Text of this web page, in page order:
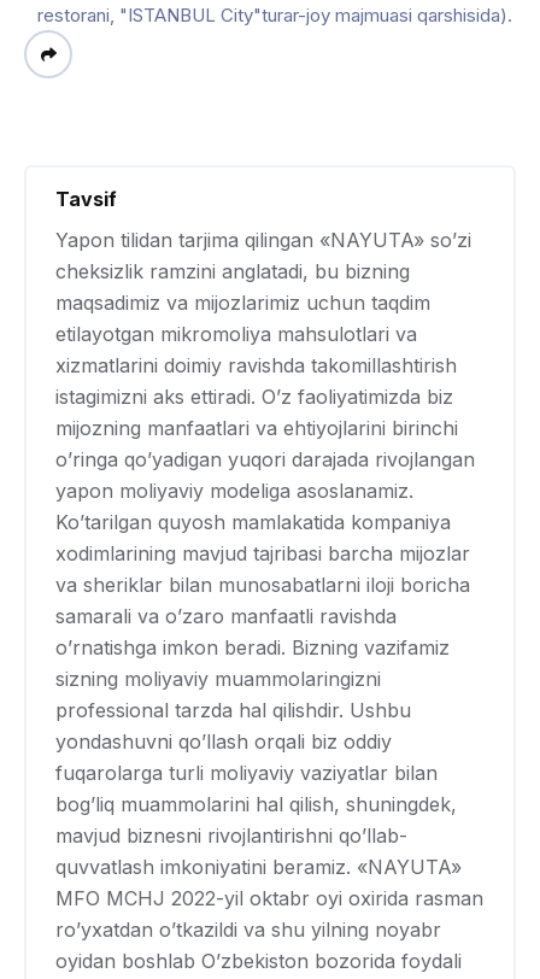
restorani, "ISTANBUL City"turar-joy majmuasi qarshisida).
Tavsif
Yapon tilidan tarjima qilingan «NAYUTA» so’zi
cheksizlik ramzini anglatadi, bu bizning
maqsadimiz va mijozlarimiz uchun taqdim
etilayotgan mikromoliya mahsulotlari va
xizmatlarini doimiy ravishda takomillashtirish
istagimizni aks ettiradi. O’z faoliyatimizda biz
mijozning manfaatlari va ehtiyojlarini birinchi
o’ringa qo’yadigan yuqori darajada rivojlangan
yapon moliyaviy modeliga asoslanamiz.
Ko’tarilgan quyosh mamlakatida kompaniya
xodimlarining mavjud tajribasi barcha mijozlar
va sheriklar bilan munosabatlarni iloji boricha
samarali va o’zaro manfaatli ravishda
o’rnatishga imkon beradi. Bizning vazifamiz
sizning moliyaviy muammolaringizni
professional tarzda hal qilishdir. Ushbu
yondashuvni qo’llash orqali biz oddiy
fuqarolarga turli moliyaviy vaziyatlar bilan
bog’liq muammolarini hal qilish, shuningdek,
mavjud biznesni rivojlantirishni qo’llab-
quvvatlash imkoniyatini beramiz. «NAYUTA»
MFO MCHJ 2022-yil oktabr oyi oxirida rasman
ro’yxatdan o’tkazildi va shu yilning noyabr
oyidan boshlab O’zbekiston bozorida foydali